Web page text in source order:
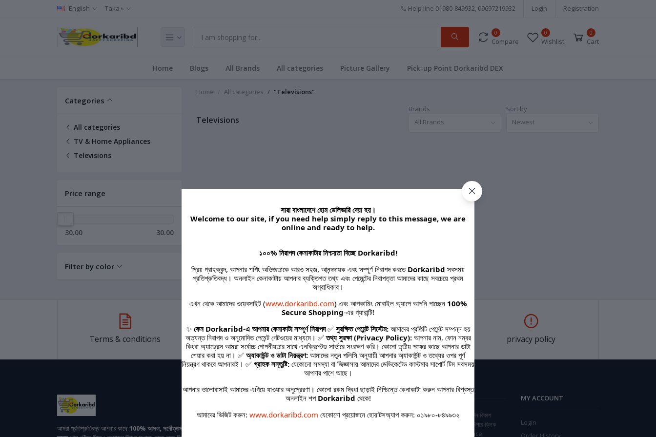
English Taka ৳ Help line 01980-849932, 09697219932 Login Registration
0
Compare
0
Wishlist
0
Cart
Home Blogs All Brands All categories Picture Gallery Pick-up Point Dorkaribd DEX
Categories
All categories
TV & Home Appliances
Televisions
Price range
30.00 30.00
Filter by color
Home All categories "Televisions"
Televisions
Brands
All Brands
Sort by
Newest
Terms & conditions return policy Support Policy privacy policy
আমরা প্রতিশ্রুতিবদ্ধ আপনার কাছে 100% আসল, সর্বোত্তম মানের
CONTACT INFO
অগ্রিম ডেলিভারি চার্জ দিন বিকাশ
গেটওয়ে মাধমে লেখার উপরে ক্লিক
করুন / Pay advance
MY ACCOUNT
Login
সারা বাংলাদেশে হোম ডেলিভারি দেয়া হয়।
Welcome to our site, if you need help simply reply to this message, we are
online and ready to help.
১০০% নিরাপদ কেনাকাটার নিশ্চয়তা দিচ্ছে Dorkaribd!
প্রিয় গ্রাহকবৃন্দ, আপনার শপিং অভিজ্ঞতাকে আরও সহজ, আনন্দদায়ক এবং সম্পূর্ণ নিরাপদ করতে Dorkaribd সবসময়
প্রতিশ্রুতিবদ্ধ। অনলাইন কেনাকাটায় আপনার ব্যক্তিগত তথ্য এবং পেমেন্টের নিরাপত্তা আমাদের কাছে সবচেয়ে প্রথম
অগ্রাধিকার।
এখন থেকে আমাদের ওয়েবসাইট (www.dorkaribd.com) এবং আপকামিং মোবাইল অ্যাপে আপনি পাচ্ছেন 100%
Secure Shopping-এর গ্যারান্টি!
✨ কেন Dorkaribd-এ আপনার কেনাকাটা সম্পূর্ণ নিরাপদ✅ সুরক্ষিত পেমেন্ট সিস্টেম:আমাদের প্রতিটি পেমেন্ট সম্পন্ন হয়
অত্যন্ত নিরাপদ ও অনুমোদিত পেমেন্ট গেটওয়ের মাধ্যমে। ✅তথ্য সুরক্ষা (Privacy Policy):আপনার নাম, ফোন নম্বর
কিংবা অ্যাড্রেস আমরা সর্বোচ্চ গোপনীয়তার সাথে এনক্রিপ্টেড সার্ভারে সংরক্ষণ করি। কোনো তৃতীয় পক্ষের কাছে আপনার ডাটা
শেয়ার করা হয় না। ✅ অ্যাকাউন্ট ও ডাটা নিয়ন্ত্রণ: আমাদের নতুন পলিসি অনুযায়ী আপনার অ্যাকাউন্ট ও তথ্যের ওপর পূর্ণ
নিয়ন্ত্রণ থাকবে আপনারই। ✅ গ্রাহক সন্তুষ্টি: যেকোনো সমস্যা বা জিজ্ঞাসায় আমাদের ডেডিকেটেড কাস্টমার সাপোর্ট টিম সবসময়
আপনার পাশে আছে।
আপনার ভালোবাসাই আমাদের এগিয়ে যাওয়ার অনুপ্রেরণা। কোনো রকম দ্বিধা ছাড়াই নিশ্চিন্তে কেনাকাটা করুন আপনার বিশ্বস্ত
অনলাইন শপ Dorkaribd থেকে!
আমাদের ভিজিট করুন: www.dorkaribd.com যেকোনো প্রয়োজনে হোয়াটসঅ্যাপ করুন: ০১৯৮০-৮৪৯৯৩২